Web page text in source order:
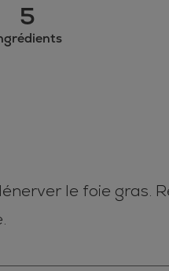
5
le foie gras.